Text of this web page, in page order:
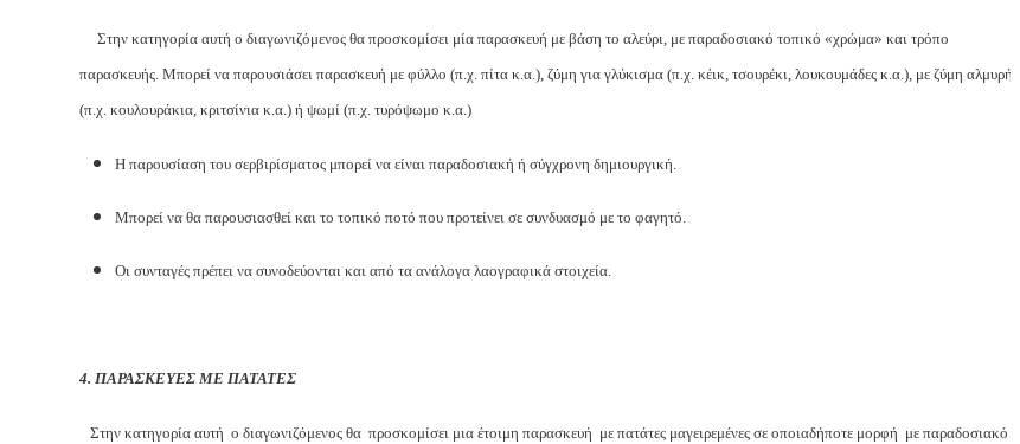
Στην κατηγορία αυτή ο διαγωνιζόμενος θα προσκομίσει μία παρασκευή με βάση το αλεύρι, με παραδοσιακό τοπικό «χρώμα» και τρόπο
παρασκευής. Μπορεί να παρουσιάσει παρασκευή με φύλλο (π.χ. πίτα κ.α.), ζύμη για γλύκισμα (π.χ. κέικ, τσουρέκι, λουκουμάδες κ.α.), με ζύμη αλμυρή
(π.χ. κουλουράκια, κριτσίνια κ.α.) ή ψωμί (π.χ. τυρόψωμο κ.α.)
Η παρουσίαση του σερβιρίσματος μπορεί να είναι παραδοσιακή ή σύγχρονη δημιουργική.
Μπορεί να θα παρουσιασθεί και το τοπικό ποτό που προτείνει σε συνδυασμό με το φαγητό.
Οι συνταγές πρέπει να συνοδεύονται και από τα ανάλογα λαογραφικά στοιχεία.
4. ΠΑΡΑΣΚΕΥΕΣ ΜΕ ΠΑΤΑΤΕΣ
Στην κατηγορία αυτή ο διαγωνιζόμενος θα προσκομίσει μια έτοιμη παρασκευή με πατάτες μαγειρεμένες σε οποιαδήποτε μορφή με παραδοσιακό